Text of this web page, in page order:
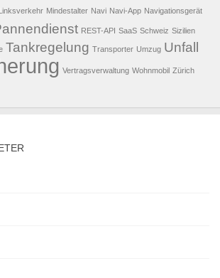
Mindestalter Navi Navi-App Navigationsgerät
REST-API SaaS Schweiz Sizilien
Tankregelung Transporter Umzug Unfall
Vertragsverwaltung Wohnmobil Zürich